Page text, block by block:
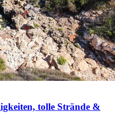
tolle Strände &